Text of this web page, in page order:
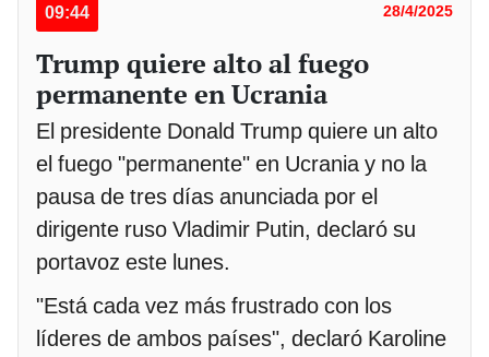
09:44 28/4/2025
Trump quiere alto al fuego
permanente en Ucrania
El presidente Donald Trump quiere un alto
el fuego "permanente" en Ucrania y no la
pausa de tres días anunciada por el
dirigente ruso Vladimir Putin, declaró su
portavoz este lunes.
"Está cada vez más frustrado con los
líderes de ambos países", declaró Karoline